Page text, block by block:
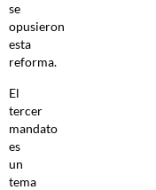
se
opusieron
esta
reforma.
El
tercer
mandato
es
un
tema